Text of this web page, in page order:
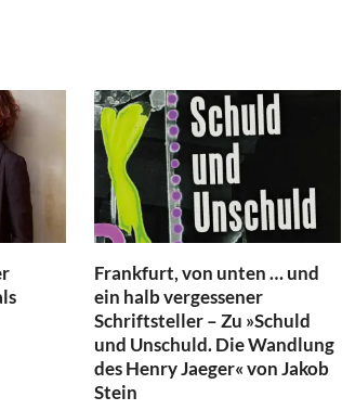
Frankfurt, von unten … und
ein halb vergessener
Schriftsteller – Zu »Schuld
und Unschuld. Die Wandlung
des Henry Jaeger« von Jakob
Stein